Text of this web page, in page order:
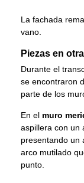
La fachada
vano.
Piezas en
Durante el
se encontraron
parte de los
En el muro
aspillera con un
presentando un
arco mutilado
punto.